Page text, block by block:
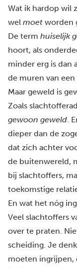
Wat ik hardop wil
wel moet worden
De term huiselijk
hoort, als
minder erg is dan
de muren van
Maar geweld is
Zoals
gewoon geweld.
dieper dan de
dat zich achter
de buitenwereld,
bij slachtoffers,
toekomstige
En wat het nóg
Veel slachtoffers
over te praten.
scheiding. Je
moeten ingrijpen,